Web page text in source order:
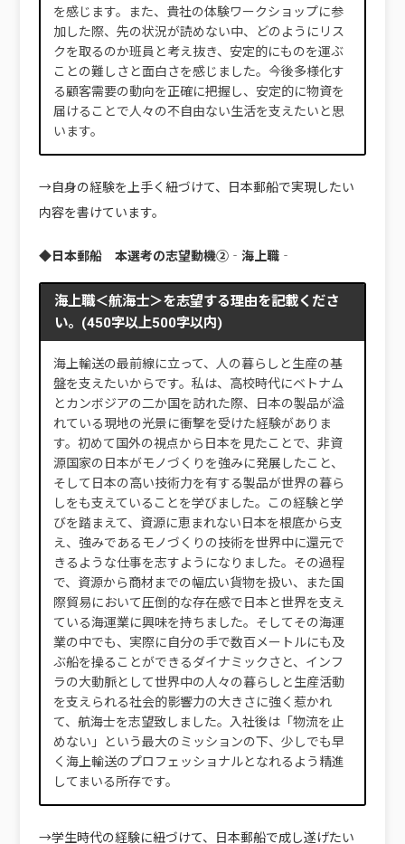
を感じます。また、貴社の体験ワークショップに参
加した際、先の状況が読めない中、どのようにリス
クを取るのか班員と考え抜き、安定的にものを運ぶ
ことの難しさと面白さを感じました。今後多様化す
る顧客需要の動向を正確に把握し、安定的に物資を
届けることで人々の不自由ない生活を支えたいと思
います。
→自身の経験を上手く紐づけて、日本郵船で実現したい
内容を書けています。
◆日本郵船 本選考の志望動機②‐海上職‐
海上職＜航海士＞を志望する理由を記載くださ
い。(450字以上500字以内)
海上輸送の最前線に立って、人の暮らしと生産の基
盤を支えたいからです。私は、高校時代にベトナム
とカンボジアの二か国を訪れた際、日本の製品が溢
れている現地の光景に衝撃を受けた経験がありま
す。初めて国外の視点から日本を見たことで、非資
源国家の日本がモノづくりを強みに発展したこと、
そして日本の高い技術力を有する製品が世界の暮ら
しをも支えていることを学びました。この経験と学
びを踏まえて、資源に恵まれない日本を根底から支
え、強みであるモノづくりの技術を世界中に還元で
きるような仕事を志すようになりました。その過程
で、資源から商材までの幅広い貨物を扱い、また国
際貿易において圧倒的な存在感で日本と世界を支え
ている海運業に興味を持ちました。そしてその海運
業の中でも、実際に自分の手で数百メートルにも及
ぶ船を操ることができるダイナミックさと、インフ
ラの大動脈として世界中の人々の暮らしと生産活動
を支えられる社会的影響力の大きさに強く惹かれ
て、航海士を志望致しました。入社後は「物流を止
めない」という最大のミッションの下、少しでも早
く海上輸送のプロフェッショナルとなれるよう精進
してまいる所存です。
→学生時代の経験に紐づけて、日本郵船で成し遂げたい